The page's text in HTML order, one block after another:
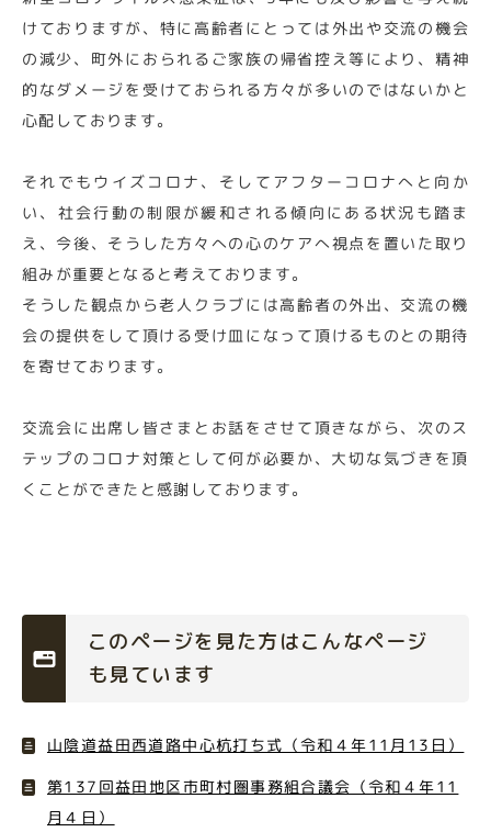
けておりますが、特に高齢者にとっては外出や交流の機会
の減少、町外におられるご家族の帰省控え等により、精神
的なダメージを受けておられる方々が多いのではないかと
心配しております。
それでもウイズコロナ、そしてアフターコロナへと向か
い、社会行動の制限が緩和される傾向にある状況も踏ま
え、今後、そうした方々への心のケアへ視点を置いた取り
組みが重要となると考えております。
そうした観点から老人クラブには高齢者の外出、交流の機
会の提供をして頂ける受け皿になって頂けるものとの期待
を寄せております。
交流会に出席し皆さまとお話をさせて頂きながら、次のス
テップのコロナ対策として何が必要か、大切な気づきを頂
くことができたと感謝しております。
このページを見た方はこんなページ
も見ています
山陰道益田西道路中心杭打ち式（令和４年11月13日）
第137回益田地区市町村圏事務組合議会（令和４年11
月４日）